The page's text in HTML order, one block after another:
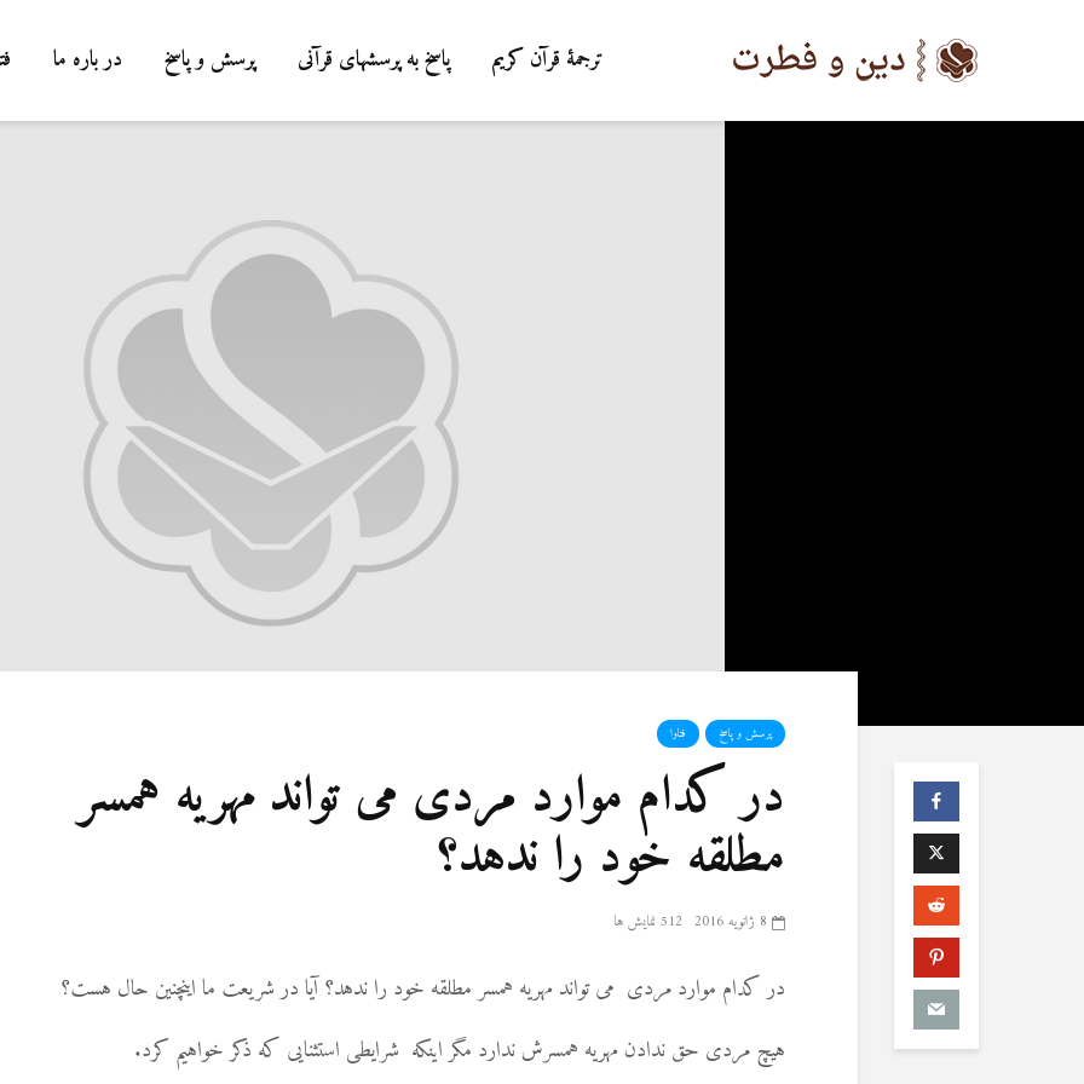
ترجمۀ قرآن کریم پاسخ به پرسشهای قرآنی پرسش و پاسخ در باره ما
پرسش و پاسخ فتاوا
در کدام موارد مردی می تواند مهریه همسر
مطلقه خود را ندهد؟
8 ژانویه 2016 512 نمایش ها
در کدام موارد مردی می تواند مهریه همسر مطلقه خود را ندهد؟ آیا در شریعت ما اینچنین حال هست؟
هیچ مردی حق ندادن مهریه همسرش ندارد مگر اینکه شرایطی استثنایی که ذکر خواهیم کرد.